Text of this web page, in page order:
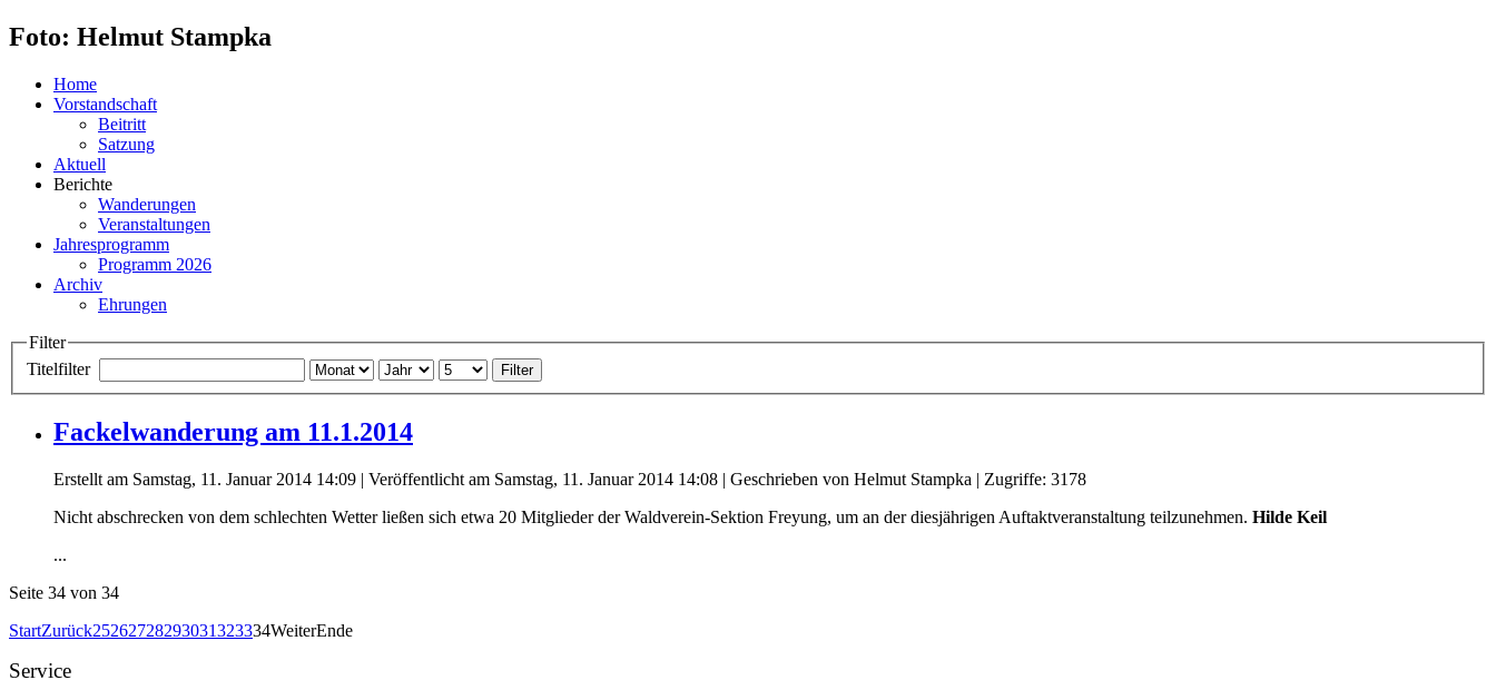
Foto: Helmut Stampka
Home
Vorstandschaft
Beitritt
Satzung
Aktuell
Berichte
Wanderungen
Veranstaltungen
Jahresprogramm
Programm 2026
Archiv
Ehrungen
Filter
Titelfilter
Filter
Fackelwanderung am 11.1.2014
Erstellt am Samstag, 11. Januar 2014 14:09 | Veröffentlicht am Samstag, 11. Januar 2014 14:08 | Geschrieben von Helmut Stampka | Zugriffe: 3178
Nicht abschrecken von dem schlechten Wetter ließen sich etwa 20 Mitglieder der Waldverein-Sektion Freyung, um an der diesjährigen Auftaktveranstaltung teilzunehmen. Hilde Keil
...
Seite 34 von 34
StartZurück25262728293031323334WeiterEnde
Service